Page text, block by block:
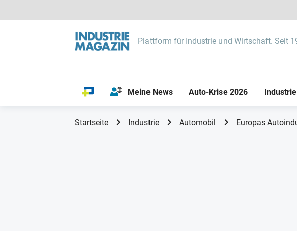
Plattform für Industrie und Wirtschaft. Seit
Meine News Auto-Krise 2026 Industrie
Startseite Industrie Automobil Europas